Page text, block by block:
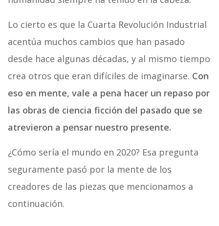
Lo cierto es que la Cuarta Revolución Industrial
acentúa muchos cambios que han pasado
desde hace algunas décadas, y al mismo tiempo
crea otros que eran difíciles de imaginarse. Con
eso en mente, vale a pena hacer un repaso por
las obras de ciencia ficción del pasado que se
atrevieron a pensar nuestro presente.
¿Cómo sería el mundo en 2020? Esa pregunta
seguramente pasó por la mente de los
creadores de las piezas que mencionamos a
continuación.